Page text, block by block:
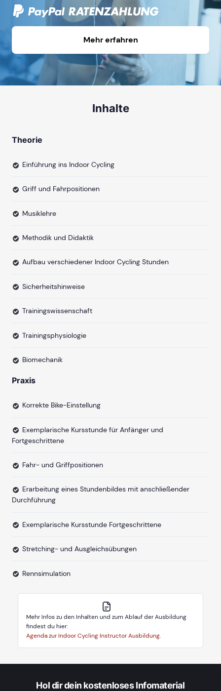
Mehr erfahren
Inhalte
Theorie
Einführung ins Indoor Cycling
Griff und Fahrpositionen
Musiklehre
Methodik und Didaktik
Aufbau verschiedener Indoor Cycling Stunden
Sicherheitshinweise
Trainingswissenschaft
Trainingsphysiologie
Biomechanik
Praxis
Korrekte Bike-Einstellung
Exemplarische Kursstunde für Anfänger und
Fortgeschrittene
Fahr- und Griffpositionen
Erarbeitung eines Stundenbildes mit anschließender
Durchführung
Exemplarische Kursstunde Fortgeschrittene
Stretching- und Ausgleichsübungen
Rennsimulation
Mehr Infos zu den Inhalten und zum Ablauf der Ausbildung
findest du hier:
Agenda zur Indoor Cycling Instructor Ausbildung.
Hol dir dein kostenloses Infomaterial